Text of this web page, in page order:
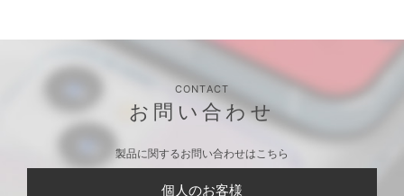
CONTACT
お問い合わせ
製品に関するお問い合わせはこちら
個人のお客様